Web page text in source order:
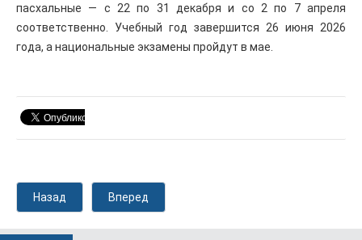
пасхальные — с 22 по 31 декабря и со 2 по 7 апреля
соответственно. Учебный год завершится 26 июня 2026
года, а национальные экзамены пройдут в мае.
Назад Вперед